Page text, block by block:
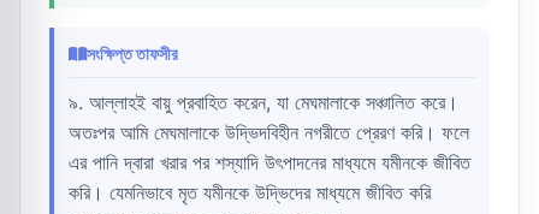
সংক্ষিপ্ত তাফসীর
৯. আল্লাহই বায়ু প্রবাহিত করেন, যা মেঘমালাকে সঞ্চালিত করে।
অতঃপর আমি মেঘমালাকে উদ্ভিদবিহীন নগরীতে প্রেরণ করি। ফলে
এর পানি দ্বারা খরার পর শস্যাদি উৎপাদনের মাধ্যমে যমীনকে জীবিত
করি। যেমনিভাবে মৃত যমীনকে উদ্ভিদের মাধ্যমে জীবিত করি